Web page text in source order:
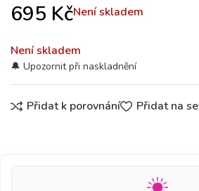
695 KčNení skladem
Není skladem
Přidat k porovnání Přidat na